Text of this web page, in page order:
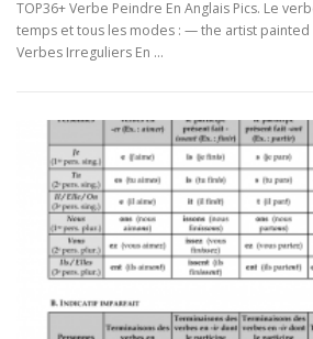
TOP36+ Verbe Peindre En Anglais Pics. Le
temps et tous les modes : — the artist
Verbes Irreguliers En …